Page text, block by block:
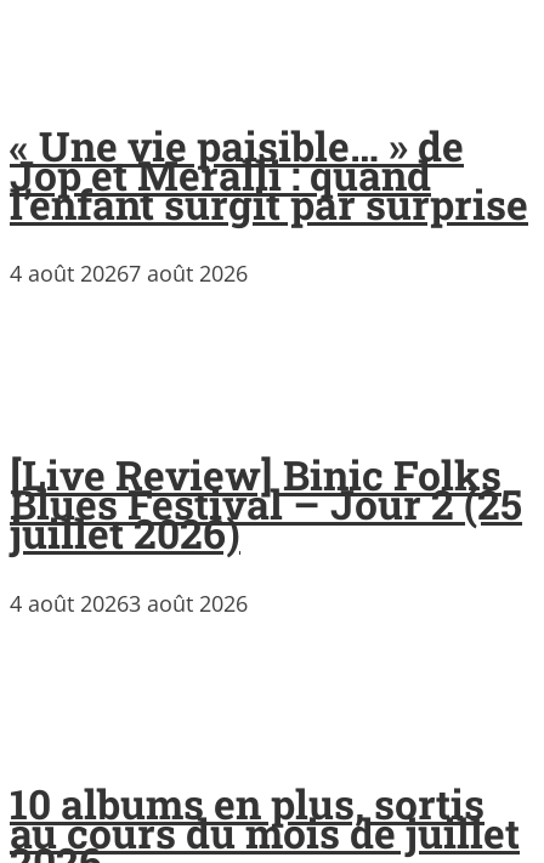
« Une vie paisible… » de
Jop et Meralli : quand
l’enfant surgit par surprise
4 août 20267 août 2026
[Live Review] Binic Folks
Blues Festival – Jour 2 (25
juillet 2026)
4 août 20263 août 2026
10 albums en plus, sortis
au cours du mois de juillet